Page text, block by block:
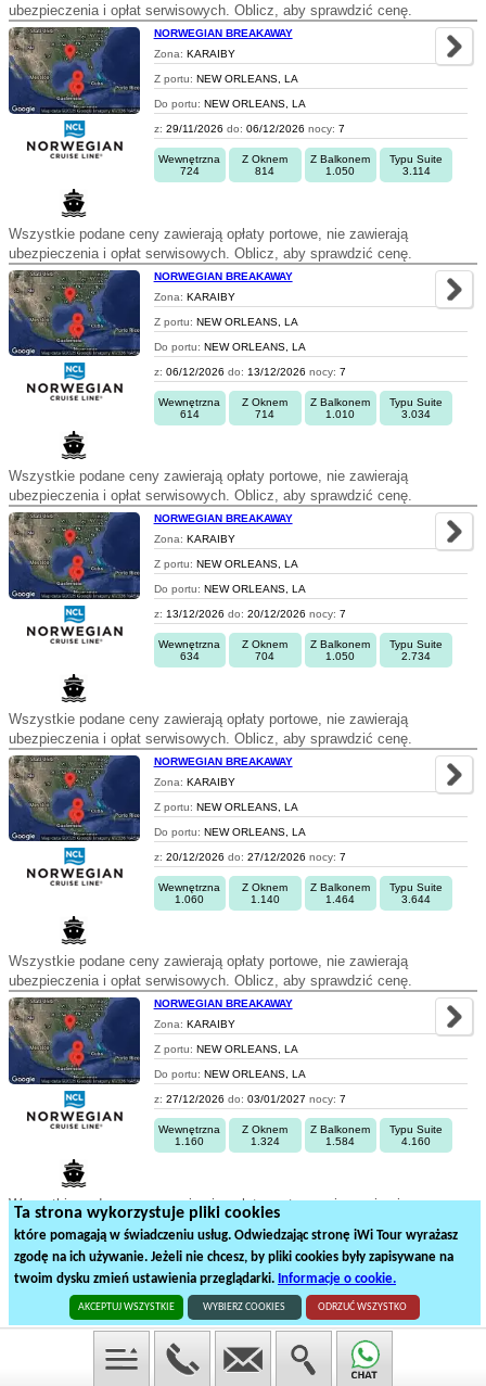
Ta strona wykorzystuje pliki cookies
które pomagają w świadczeniu usług. Odwiedzając stronę iWi Tour wyrażasz
zgodę na ich używanie. Jeżeli nie chcesz, by pliki cookies były zapisywane na
twoim dysku zmień ustawienia przeglądarki. Informacje o cookie.
AKCEPTUJ WSZYSTKIE WYBIERZ COOKIES ODRZUĆ WSZYSTKO
ubezpieczenia i opłat serwisowych. Oblicz, aby sprawdzić cenę.
NORWEGIAN BREAKAWAY
Zona: KARAIBY
Z portu: NEW ORLEANS, LA
Do portu: NEW ORLEANS, LA
z: 29/11/2026 do: 06/12/2026 nocy: 7
Wewnętrzna
724
Z Oknem
814
Z Balkonem
1.050
Typu Suite
3.114
Wszystkie podane ceny zawierają opłaty portowe, nie zawierają
ubezpieczenia i opłat serwisowych. Oblicz, aby sprawdzić cenę.
NORWEGIAN BREAKAWAY
Zona: KARAIBY
Z portu: NEW ORLEANS, LA
Do portu: NEW ORLEANS, LA
z: 06/12/2026 do: 13/12/2026 nocy: 7
Wewnętrzna
614
Z Oknem
714
Z Balkonem
1.010
Typu Suite
3.034
Wszystkie podane ceny zawierają opłaty portowe, nie zawierają
ubezpieczenia i opłat serwisowych. Oblicz, aby sprawdzić cenę.
NORWEGIAN BREAKAWAY
Zona: KARAIBY
Z portu: NEW ORLEANS, LA
Do portu: NEW ORLEANS, LA
z: 13/12/2026 do: 20/12/2026 nocy: 7
Wewnętrzna
634
Z Oknem
704
Z Balkonem
1.050
Typu Suite
2.734
Wszystkie podane ceny zawierają opłaty portowe, nie zawierają
ubezpieczenia i opłat serwisowych. Oblicz, aby sprawdzić cenę.
NORWEGIAN BREAKAWAY
Zona: KARAIBY
Z portu: NEW ORLEANS, LA
Do portu: NEW ORLEANS, LA
z: 20/12/2026 do: 27/12/2026 nocy: 7
Wewnętrzna
1.060
Z Oknem
1.140
Z Balkonem
1.464
Typu Suite
3.644
Wszystkie podane ceny zawierają opłaty portowe, nie zawierają
ubezpieczenia i opłat serwisowych. Oblicz, aby sprawdzić cenę.
NORWEGIAN BREAKAWAY
Zona: KARAIBY
Z portu: NEW ORLEANS, LA
Do portu: NEW ORLEANS, LA
z: 27/12/2026 do: 03/01/2027 nocy: 7
Wewnętrzna
1.160
Z Oknem
1.324
Z Balkonem
1.584
Typu Suite
4.160
Wszystkie podane ceny zawierają opłaty portowe, nie zawierają
ubezpieczenia i opłat serwisowych. Oblicz, aby sprawdzić cenę.
1 2 3 4 5
94rejsów statkiem na5stronach